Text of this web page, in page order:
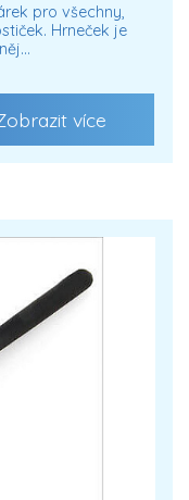
pro všechny,
Hrneček je
více